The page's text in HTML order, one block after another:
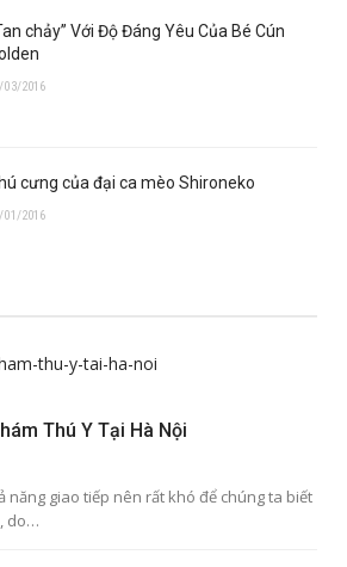
chảy” Với Độ Đáng Yêu Của Bé Cún
03/2016
cưng của đại ca mèo Shironeko
01/2016
Thú Y Tại Hà Nội
năng giao tiếp nên rất khó để chúng ta biết
do…